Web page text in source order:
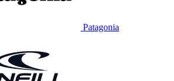
Patagonia